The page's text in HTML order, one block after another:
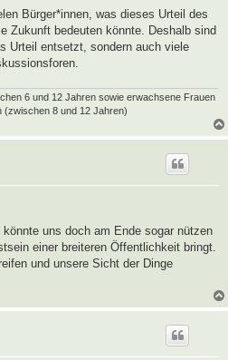
Bürger*innen, was dieses Urteil des
Zukunft bedeuten könnte. Deshalb sind
Urteil entsetzt, sondern auch viele
6 und 12 Jahren sowie erwachsene Frauen
(zwischen 8 und 12 Jahren)
uns doch am Ende sogar nützen
einer breiteren Öffentlichkeit bringt.
und unsere Sicht der Dinge